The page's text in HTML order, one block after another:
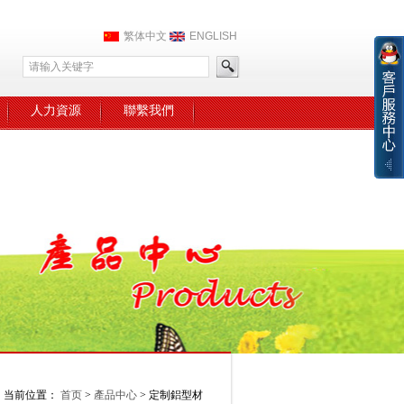
繁体中文 ENGLISH
人力資源 聯繫我們
当前位置： 首页 > 產品中心 > 定制鋁型材